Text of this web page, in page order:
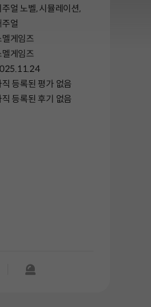
(액션), 보육원 놀이
소(디펜스) 등
고 스케줄을
수녀님, 목사님 등
함께하는 웃음과
노벨. 과연 당신은
주얼 노벨,시뮬레이션,
주얼
멜게임즈
멜게임즈
직 등록된 평가 없음
직 등록된 후기 없음
기신고하기